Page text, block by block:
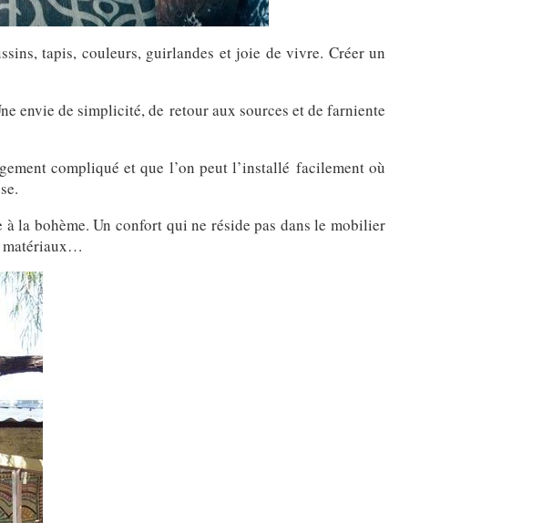
tapis, couleurs, guirlandes et joie de vivre. Créer un
envie de simplicité, de retour aux sources et de farniente
compliqué et que l’on peut l’installé facilement où
la bohème. Un confort qui ne réside pas dans le mobilier
matériaux…